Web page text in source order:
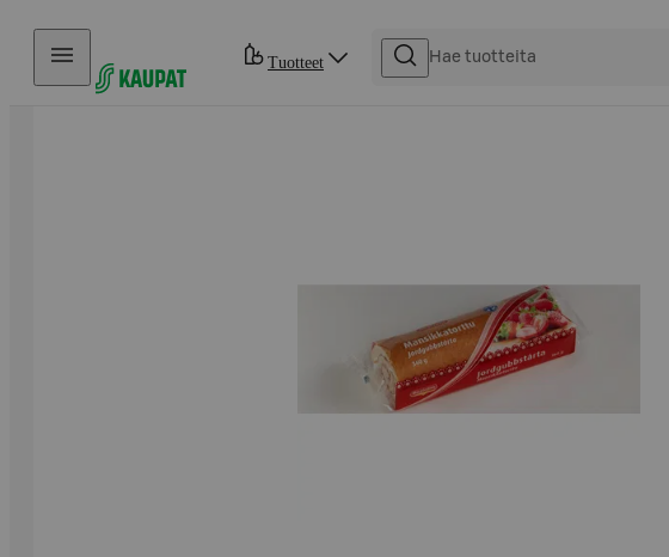
Hyppää sisältöön
Tuotteet